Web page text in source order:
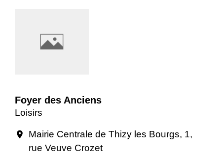
Foyer des Anciens
Loisirs
location_on
Mairie Centrale de Thizy les Bourgs, 1,
rue Veuve Crozet